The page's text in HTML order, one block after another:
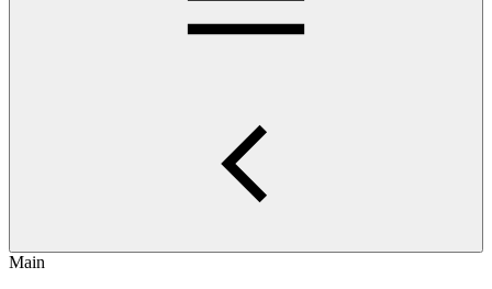
Main